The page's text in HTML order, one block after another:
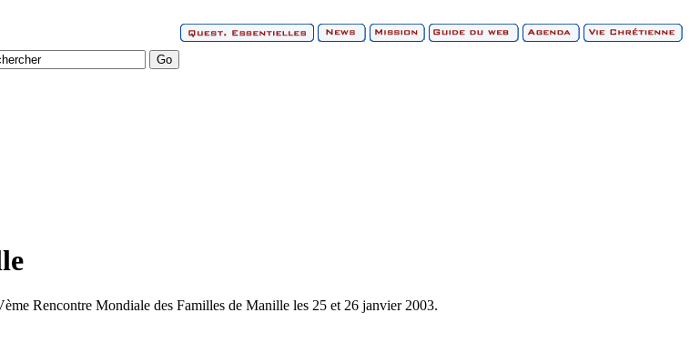
Rencontre Mondiale des Familles de Manille les 25 et 26 janvier 2003.